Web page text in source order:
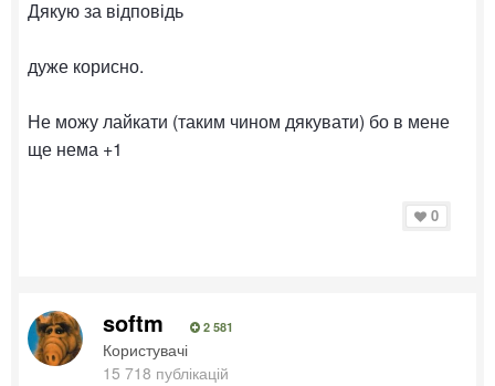
Дякую за відповідь
дуже корисно.
Не можу лайкати (таким чином дякувати) бо в мене
ще нема +1
0
softm 2 581
Користувачі
15 718 публікацій